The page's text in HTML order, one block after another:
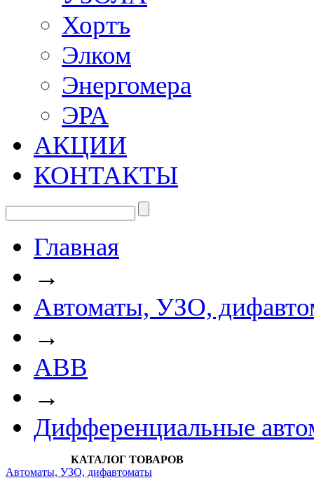
Хортъ
Элком
Энергомера
ЭРА
АКЦИИ
КОНТАКТЫ
Главная
→
Автоматы, УЗО,
→
АВВ
→
Дифференциальные
КАТАЛОГ ТОВАРОВ
Автоматы, УЗО, дифавтоматы